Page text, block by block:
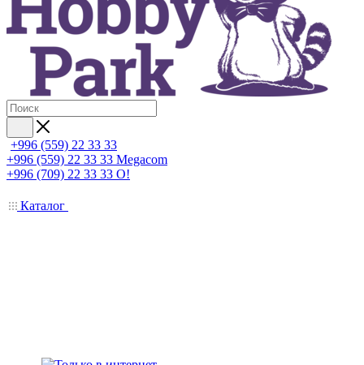
+996 (559) 22 33 33
+996 (559) 22 33 33 Megacom
+996 (709) 22 33 33 O!
Каталог